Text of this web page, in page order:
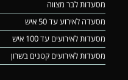
מסעדות לבר מצווה
מסעדה לאירוע עד 50 איש
מסעדות לאירועים עד 100 איש
מסעדות לאירועים קטנים בשרון